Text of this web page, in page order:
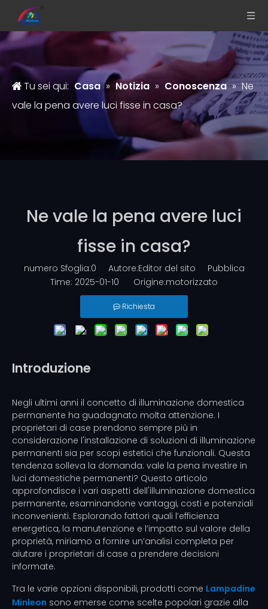
Tu sei qui: Casa » Notizia » Conoscenza » Ne
vale la pena avere luci fisse in casa?
Ne vale la pena avere luci
fisse in casa?
numero Sfoglia:0 Autore:Editor del sito Pubblica
Time: 2025-01-10 Origine:motorizzato
Richiesta
Introduzione
Negli ultimi anni il concetto di illuminazione domestica
permanente ha guadagnato molta attenzione. I
proprietari di case prendono sempre più in
considerazione l'installazione di soluzioni di illuminazione
permanenti sia per scopi estetici che funzionali. Questa
tendenza solleva la domanda: vale la pena investire in
luci domestiche permanenti? Questo articolo
approfondisce i vari aspetti dell'illuminazione domestica
permanente, esaminandone vantaggi, costi e potenziali
inconvenienti. Esplorando fattori quali l’efficienza
energetica, la manutenzione e l’impatto sul valore della
proprietà, miriamo a fornire un’analisi completa per
aiutare i proprietari di case a prendere decisioni
informate.
Tra le varie opzioni disponibili, prodotti come Lampadine
Minleon sono emerse come scelte popolari grazie alla